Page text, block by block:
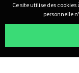
Ce site utilise des
personnelle